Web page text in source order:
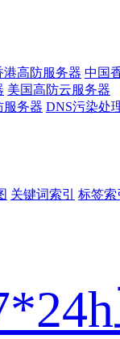
港高防服务器 中国
美国高防云服务器
服务器 DNS污染处
关键词索引 标签索